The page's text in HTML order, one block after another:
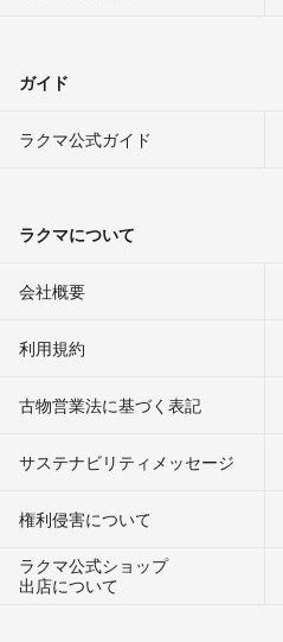
ガイド
ラクマ公式ガイド
ラクマについて
会社概要
利用規約
古物営業法に基づく表記
サステナビリティメッセージ
権利侵害について
ラクマ公式ショップ
出店について